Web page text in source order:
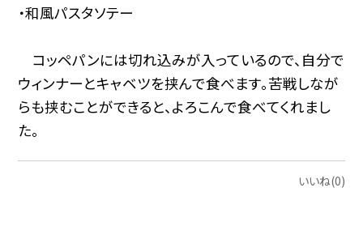
・和風パスタソテー
コッペパンには切れ込みが入っているので、自分で
ウィンナーとキャベツを挟んで食べます。苦戦しなが
らも挟むことができると、よろこんで食べてくれまし
た。
いいね(0)